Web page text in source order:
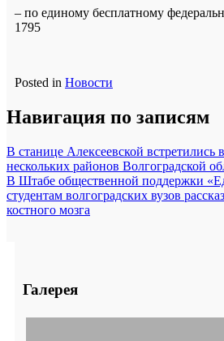
– по единому бесплатному
1795
Posted in Новости
Навигация по записям
В станице Алексеевской встретились
нескольких районов Волгоградской
В Штабе общественной поддержки
студентам волгоградских вузов
костного мозга
Галерея